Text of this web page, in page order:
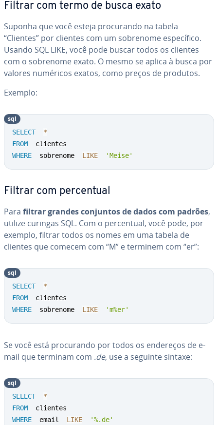
Filtrar com termo de busca exato
Suponha que você esteja pro­cu­rando na tabela
“Clientes” por clientes com um sobrenome es­pe­cí­fico.
Usando SQL LIKE, você pode buscar todos os clientes
com o sobrenome exato. O mesmo se aplica à busca por
valores numéricos exatos, como preços de produtos.
Exemplo:
SELECT
*
FROM
WHERE
  sobrenome
LIKE 'Meise'
sql
Filtrar com per­cen­tual
Para filtrar grandes conjuntos de dados com padrões,
utilize curingas SQL. Com o per­cen­tual, você pode, por
exemplo, filtrar todos os nomes em uma tabela de
clientes que comecem com “M” e terminem com “er”:
SELECT
*
FROM
WHERE
  sobrenome
LIKE 'm%er'
sql
Se você está pro­cu­rando por todos os endereços de e-
mail que terminam com .de, use a seguinte sintaxe:
SELECT
*
FROM
WHERE
  email
LIKE '%.de'
sql